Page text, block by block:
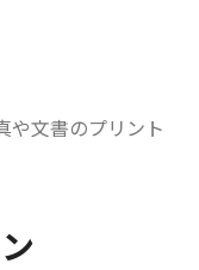
や文書のプリント